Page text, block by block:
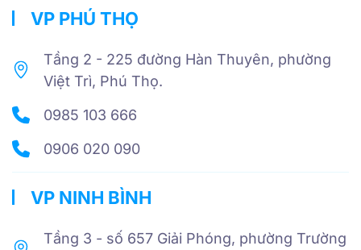
VP PHÚ THỌ
Tầng 2 - 225 đường Hàn Thuyên, phường
Việt Trì, Phú Thọ.
0985 103 666
0906 020 090
VP NINH BÌNH
Tầng 3 - số 657 Giải Phóng, phường Trường